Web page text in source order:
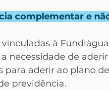
complementar e
à
necessidade de
para aderir ao plano
previdência.